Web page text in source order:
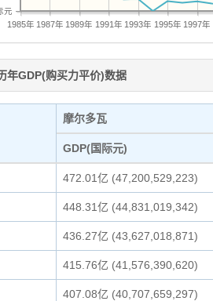
1985年 1987年 1989年 1991年 1993年 1995年 1997年
元
年GDP(购买力平价)数据
摩尔多瓦
GDP(国际元)
472.01亿 (47,200,529,223)
448.31亿 (44,831,019,342)
436.27亿 (43,627,018,871)
415.76亿 (41,576,390,620)
407.08亿 (40,707,659,297)